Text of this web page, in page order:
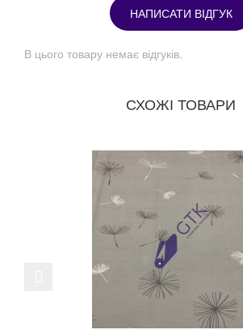
НАПИСАТИ ВІДГУК
В цього товару немає відгуків.
СХОЖІ ТОВАРИ
Previous